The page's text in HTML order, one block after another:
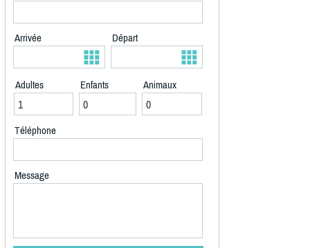
Arrivée Départ
Adultes Enfants Animaux
Téléphone
Message